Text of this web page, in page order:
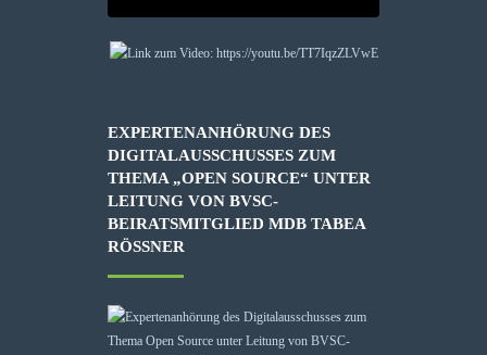
EXPERTENANHÖRUNG DES
DIGITALAUSSCHUSSES ZUM
THEMA „OPEN SOURCE“ UNTER
LEITUNG VON BVSC-
BEIRATSMITGLIED MDB TABEA
RÖSSNER